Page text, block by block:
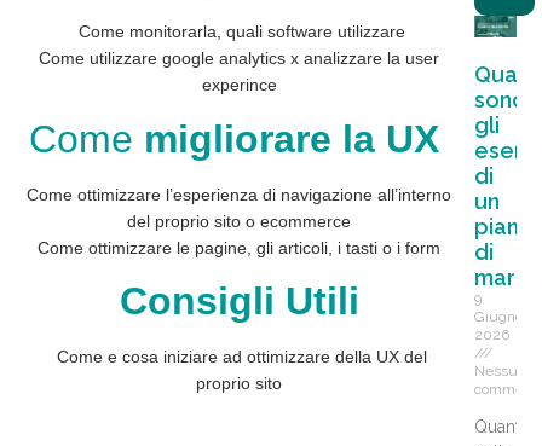
Come monitorarla, quali software utilizzare
Come utilizzare google analytics x analizzare la user
experince
Come migliorare la UX
Come ottimizzare l’esperienza di navigazione all’interno
del proprio sito o ecommerce
Come ottimizzare le pagine, gli articoli, i tasti o i form
Consigli Utili
Come e cosa iniziare ad ottimizzare della UX del
proprio sito
Quali
sono
gli
di
un
piano
di
9
Giugno
2026
Nessun
Quante